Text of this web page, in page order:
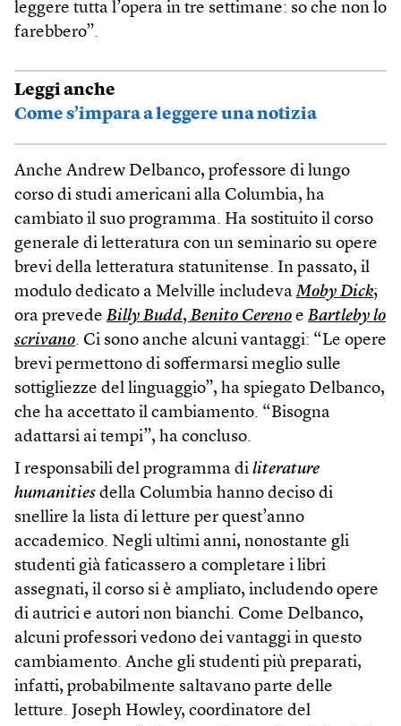
leggere tutta l’opera in tre settimane: so che non lo
farebbero”.
Leggi anche
Come s’impara a leggere una notizia
Anche Andrew Delbanco, professore di lungo
corso di studi americani alla Columbia, ha
cambiato il suo programma. Ha sostituito il corso
generale di letteratura con un seminario su opere
brevi della letteratura statunitense. In passato, il
modulo dedicato a Melville includevaMoby Dick;
ora prevede Billy Budd, Benito Cereno e Bartleby lo
scrivano. Ci sono anche alcuni vantaggi: “Le opere
brevi permettono di soffermarsi meglio sulle
sottigliezze del linguaggio”, ha spiegato Delbanco,
che ha accettato il cambiamento. “Bisogna
adattarsi ai tempi”, ha concluso.
I responsabili del programma di literature
humanities della Columbia hanno deciso di
snellire la lista di letture per quest’anno
accademico. Negli ultimi anni, nonostante gli
studenti già faticassero a completare i libri
assegnati, il corso si è ampliato, includendo opere
di autrici e autori non bianchi. Come Delbanco,
alcuni professori vedono dei vantaggi in questo
cambiamento. Anche gli studenti più preparati,
infatti, probabilmente saltavano parte delle
letture. Joseph Howley, coordinatore del